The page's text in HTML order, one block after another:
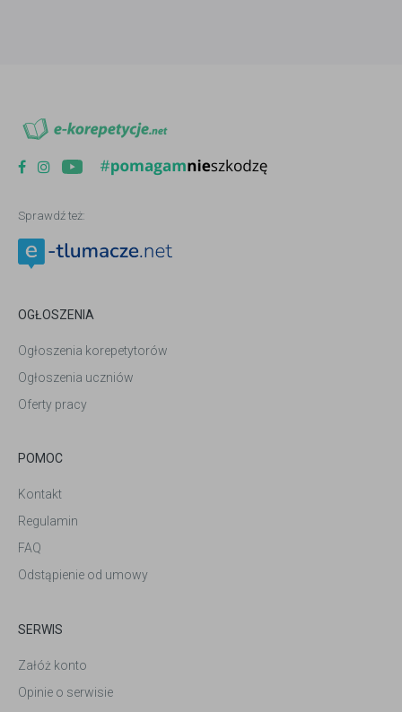
Sprawdź też:
OGŁOSZENIA
Ogłoszenia korepetytorów
Ogłoszenia uczniów
Oferty pracy
POMOC
Kontakt
Regulamin
FAQ
Odstąpienie od umowy
SERWIS
Załóż konto
Opinie o serwisie